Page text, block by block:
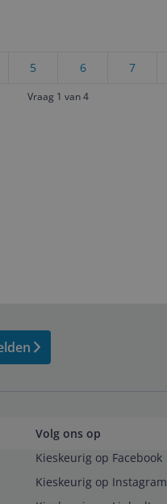
7
6
5
Vraag 1 van 4
Volg ons op
Kieskeurig op Facebook
Kieskeurig op Instagram